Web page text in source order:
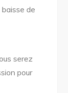
de
serez
pour